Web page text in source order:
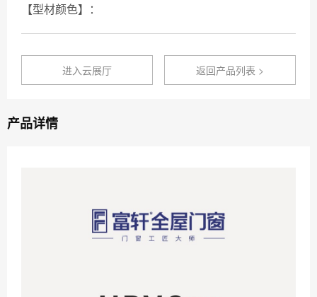
【型材颜色】：
进入云展厅 返回产品列表 >
产品详情